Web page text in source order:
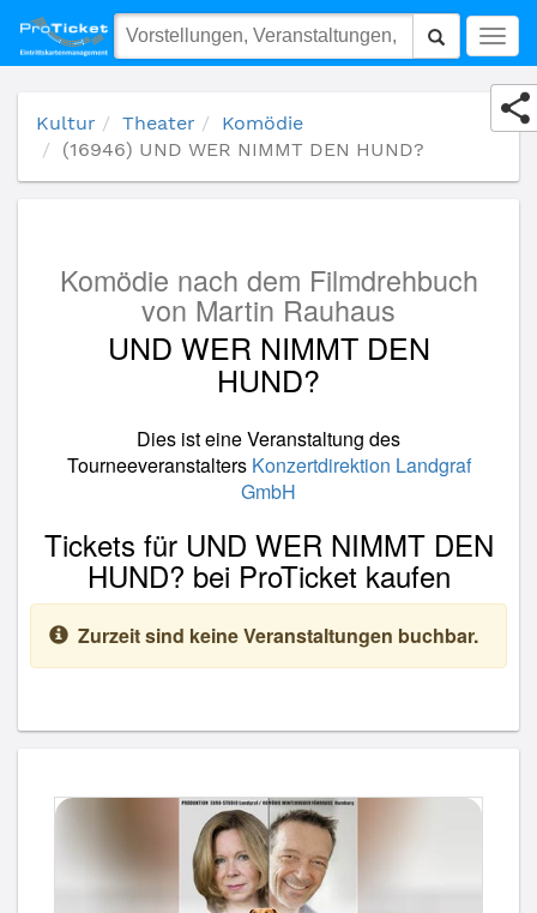
(16946) UND WER NIMMT DEN HUND?
Kultur Theater
Komödie
(16946) UND WER NIMMT DEN HUND?
Komödie nach dem Filmdrehbuch
von Martin Rauhaus
UND WER NIMMT DEN
HUND?
Dies ist eine Veranstaltung des
Tourneeveranstalters Konzertdirektion Landgraf
GmbH
Tickets für UND WER NIMMT DEN
HUND? bei ProTicket kaufen
Zurzeit sind keine Veranstaltungen buchbar.